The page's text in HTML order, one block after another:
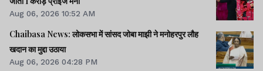
Aug 06, 2026 10:52 AM
Chaibasa News: लोकसभा में सांसद जोबा माझी ने मनोहरपुर लौह
खदान का मुद्दा उठाया
Aug 06, 2026 04:28 PM